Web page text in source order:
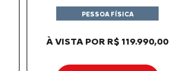
À VISTA POR R$ 119.990,00
PESSOA FÍSICA